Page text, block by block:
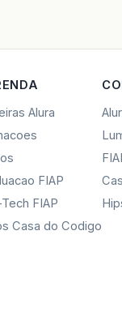
Alura
FIAP
FIAP
Casa do Codigo